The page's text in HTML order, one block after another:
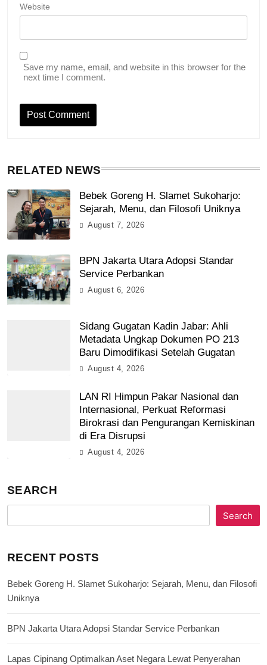
Website
Save my name, email, and website in this browser for the
next time I comment.
RELATED NEWS
Bebek Goreng H. Slamet Sukoharjo:
Sejarah, Menu, dan Filosofi Uniknya
August 7, 2026
BPN Jakarta Utara Adopsi Standar
Service Perbankan
August 6, 2026
Sidang Gugatan Kadin Jabar: Ahli
Metadata Ungkap Dokumen PO 213
Baru Dimodifikasi Setelah Gugatan
August 4, 2026
LAN RI Himpun Pakar Nasional dan
Internasional, Perkuat Reformasi
Birokrasi dan Pengurangan Kemiskinan
di Era Disrupsi
August 4, 2026
SEARCH
Search
RECENT POSTS
Bebek Goreng H. Slamet Sukoharjo: Sejarah, Menu, dan Filosofi
Uniknya
BPN Jakarta Utara Adopsi Standar Service Perbankan
Lapas Cipinang Optimalkan Aset Negara Lewat Penyerahan